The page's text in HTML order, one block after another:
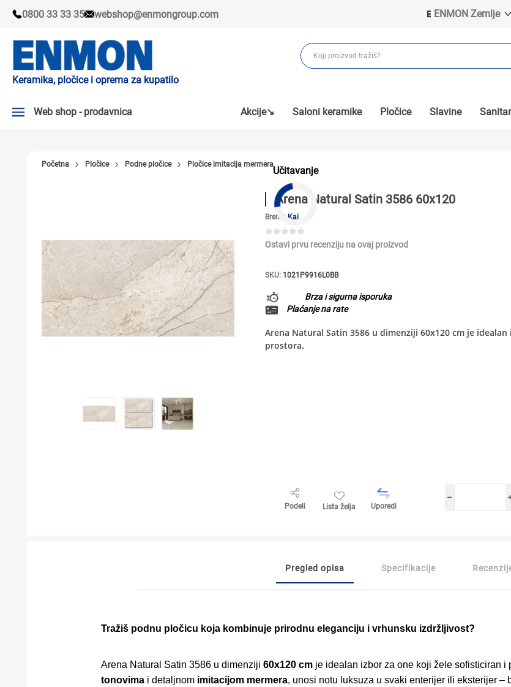
0800 33 33 35 webshop@enmongroup.com
ENMON Zemlje
ENMON BIH
ENMON MKD
Keramika, pločice i oprema za kupatilo
Web shop - prodavnica
PLOČICE
SANITARIJE
TUŠEVI
KUPATILSKI NAMEŠTAJ I OGLEDALA
PODNE I ZIDNE OBLOGE
ALATI ZA KERAMIKU
Akcije↘ Saloni keramike Pločice Slavine
Učitavanje
Početna Pločice Podne pločice Pločice imitacija mermera
Arena Natural Satin 3586 60x120
Brend: Kai
Ostavi prvu recenziju na ovaj proizvod
SKU: 1021P9916L0BB
Brza i sigurna isporuka
Plaćanje na rate
Arena Natural Satin 3586 u dimenziji 60x120 cm je
prostora.
Podeli Lista želja Uporedi
h
Pregled opisa Specifikacije
Tražiš podnu pločicu koja kombinuje prirodnu eleganciju i vrhunsku izdržljivost?
Arena Natural Satin 3586 u dimenziji 60x120 cmje idealan izbor za one koji žele sofisticiran i
tonovimai detaljnom imitacijom mermera, unosi notu luksuza u svaki enterijer ili eksterijer –